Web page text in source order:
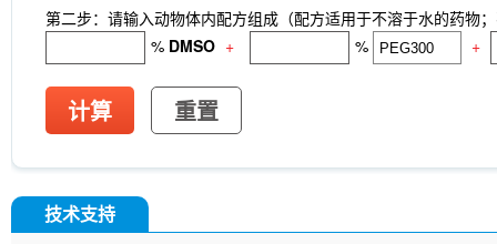
第二步：请输入动物体内配方组成（配方适用于不溶于水的药物
% DMSO + % +
计算 重置
技术支持